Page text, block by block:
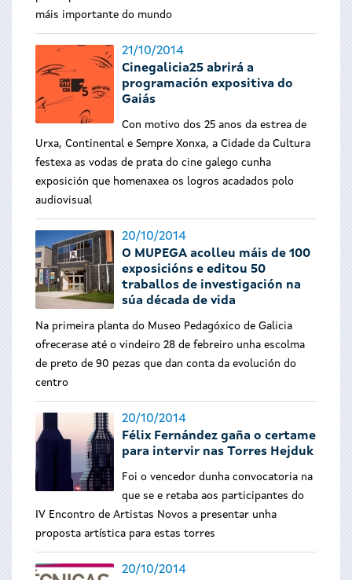
máis importante do mundo
21/10/2014
Cinegalicia25 abrirá a
programación expositiva do
Gaiás
Con motivo dos 25 anos da estrea de
Urxa, Continental e Sempre Xonxa, a Cidade da Cultura
festexa as vodas de prata do cine galego cunha
exposición que homenaxea os logros acadados polo
audiovisual
20/10/2014
O MUPEGA acolleu máis de 100
exposicións e editou 50
traballos de investigación na
súa década de vida
Na primeira planta do Museo Pedagóxico de Galicia
ofrecerase até o vindeiro 28 de febreiro unha escolma
de preto de 90 pezas que dan conta da evolución do
centro
20/10/2014
Félix Fernández gaña o certame
para intervir nas Torres Hejduk
Foi o vencedor dunha convocatoria na
que se e retaba aos participantes do
IV Encontro de Artistas Novos a presentar unha
proposta artística para estas torres
20/10/2014